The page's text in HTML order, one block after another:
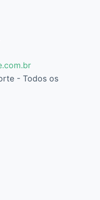
- Todos os